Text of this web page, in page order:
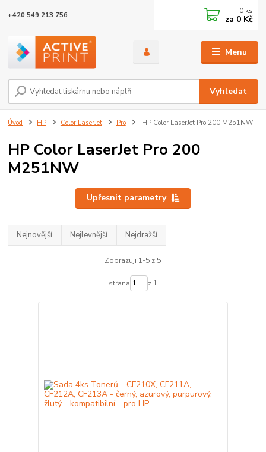
Menu
Vyhledat
+420 549 213 756 0 ks
za 0 Kč
Úvod HP Color LaserJet Pro HP Color LaserJet Pro 200 M251NW
HP Color LaserJet Pro 200
M251NW
Upřesnit parametry
Nejnovější Nejlevnější Nejdražší
Zobrazuji 1-5 z 5
strana z 1